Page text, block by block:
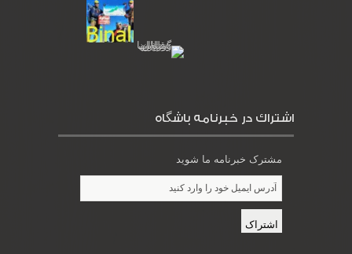
اشتراك در خبرنامه باشگاه
مشترک خبرنامه ما شوید